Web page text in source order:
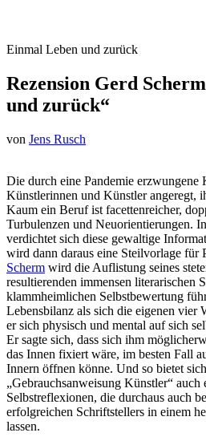
Einmal Leben und zurück
Rezension Gerd
und zurück“
von Jens Rusch
Die durch eine Pandemie erzwungene
Künstlerinnen und Künstler angeregt,
Kaum ein Beruf ist facettenreicher,
Turbulenzen und Neuorientierungen.
verdichtet sich diese gewaltige
wird dann daraus eine Steilvorlage für
Scherm wird die Auflistung seines
resultierenden immensen literarischen
klammheimlichen Selbstbewertung
Lebensbilanz als sich die eigenen vier
er sich physisch und mental auf sich
Er sagte sich, dass sich ihm
das Innen fixiert wäre, im besten Fall
Innern öffnen könne. Und so bietet
„Gebrauchsanweisung Künstler“ auch
Selbstreflexionen, die durchaus auch
erfolgreichen Schriftstellers in einem
lassen.